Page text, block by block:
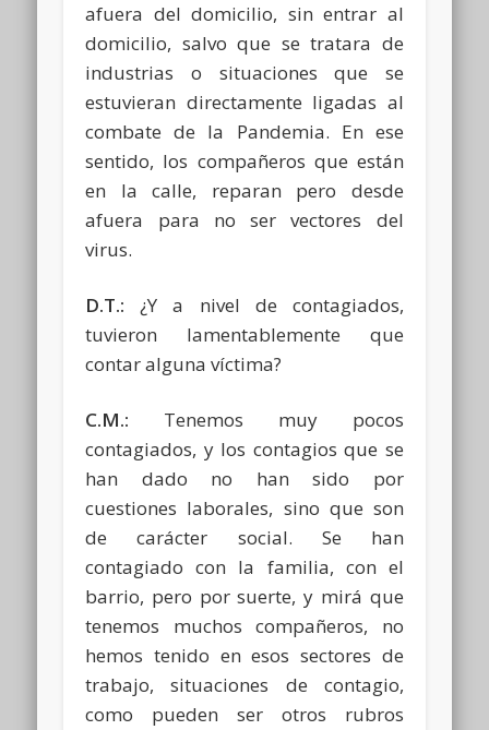
afuera del domicilio, sin entrar al
domicilio, salvo que se tratara de
industrias o situaciones que se
estuvieran directamente ligadas al
combate de la Pandemia. En ese
sentido, los compañeros que están
en la calle, reparan pero desde
afuera para no ser vectores del
virus.
D.T.:¿Y a nivel de contagiados,
tuvieron lamentablemente que
contar alguna víctima?
C.M.: Tenemos muy pocos
contagiados, y los contagios que se
han dado no han sido por
cuestiones laborales, sino que son
de carácter social. Se han
contagiado con la familia, con el
barrio, pero por suerte, y mirá que
tenemos muchos compañeros, no
hemos tenido en esos sectores de
trabajo, situaciones de contagio,
como pueden ser otros rubros